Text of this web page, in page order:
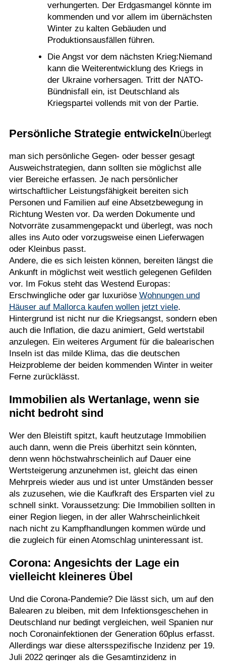
verhungerten. Der Erdgasmangel könnte im
kommenden und vor allem im übernächsten
Winter zu kalten Gebäuden und
Produktionsausfällen führen.
Die Angst vor dem nächsten Krieg:Niemand
kann die Weiterentwicklung des Kriegs in
der Ukraine vorhersagen. Tritt der NATO-
Bündnisfall ein, ist Deutschland als
Kriegspartei vollends mit von der Partie.
Persönliche Strategie entwickelnÜberlegt
man sich persönliche Gegen- oder besser gesagt
Ausweichstrategien, dann sollten sie möglichst alle
vier Bereiche erfassen. Je nach persönlicher
wirtschaftlicher Leistungsfähigkeit bereiten sich
Personen und Familien auf eine Absetzbewegung in
Richtung Westen vor. Da werden Dokumente und
Notvorräte zusammengepackt und überlegt, was noch
alles ins Auto oder vorzugsweise einen Lieferwagen
oder Kleinbus passt.
Andere, die es sich leisten können, bereiten längst die
Ankunft in möglichst weit westlich gelegenen Gefilden
vor. Im Fokus steht das Westend Europas:
Erschwingliche oder gar luxuriöse Wohnungen und
Häuser auf Mallorca kaufen wollen jetzt viele.
Hintergrund ist nicht nur die Kriegsangst, sondern eben
auch die Inflation, die dazu animiert, Geld wertstabil
anzulegen. Ein weiteres Argument für die balearischen
Inseln ist das milde Klima, das die deutschen
Heizprobleme der beiden kommenden Winter in weiter
Ferne zurücklässt.
Immobilien als Wertanlage, wenn sie
nicht bedroht sind
Wer den Bleistift spitzt, kauft heutzutage Immobilien
auch dann, wenn die Preis überhitzt sein könnten,
denn wenn höchstwahrscheinlich auf Dauer eine
Wertsteigerung anzunehmen ist, gleicht das einen
Mehrpreis wieder aus und ist unter Umständen besser
als zuzusehen, wie die Kaufkraft des Ersparten viel zu
schnell sinkt. Voraussetzung: Die Immobilien sollten in
einer Region liegen, in der aller Wahrscheinlichkeit
nach nicht zu Kampfhandlungen kommen würde und
die zugleich für einen Atomschlag uninteressant ist.
Corona: Angesichts der Lage ein
vielleicht kleineres Übel
Und die Corona-Pandemie? Die lässt sich, um auf den
Balearen zu bleiben, mit dem Infektionsgeschehen in
Deutschland nur bedingt vergleichen, weil Spanien nur
noch Coronainfektionen der Generation 60plus erfasst.
Allerdings war diese altersspezifische Inzidenz per 19.
Juli 2022 geringer als die Gesamtinzidenz in